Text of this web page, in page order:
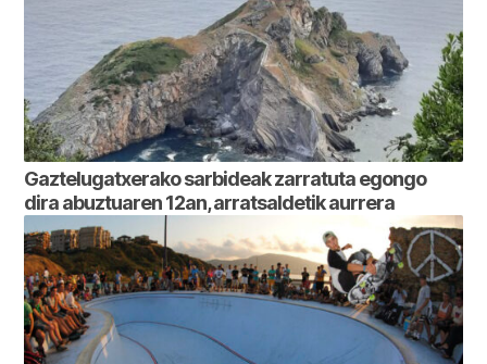
Gaztelugatxerako sarbideak zarratuta egongo
dira abuztuaren 12an, arratsaldetik aurrera